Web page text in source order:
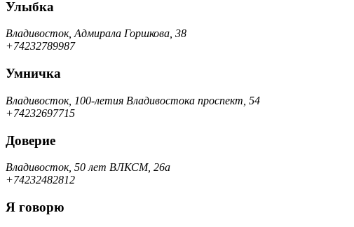
Улыбка
Владивосток, Адмирала Горшкова, 38
+74232789987
Умничка
Владивосток, 100-летия Владивостока проспект, 54
+74232697715
Доверие
Владивосток, 50 лет ВЛКСМ, 26а
+74232482812
Я говорю